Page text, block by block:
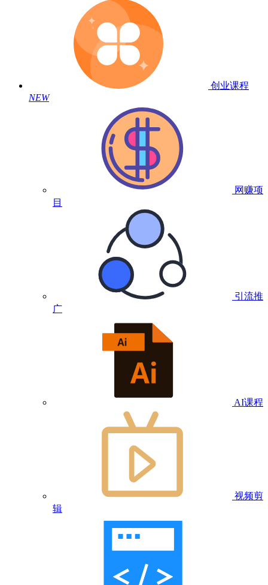
创业课程
NEW
网赚项
目
引流推
广
AI课程
视频剪
辑